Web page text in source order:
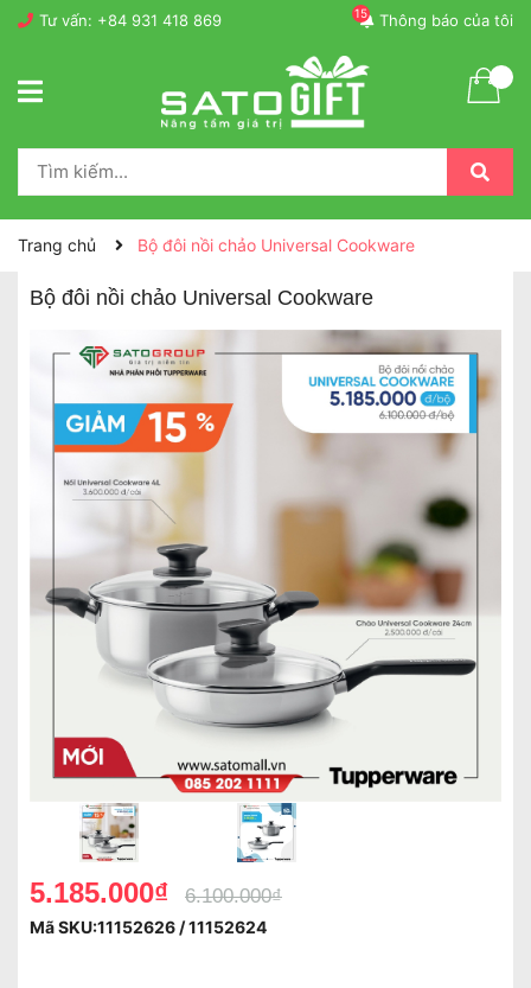
Tư vấn: +84 931 418 869 Thông báo của tôi
15
Trang chủ Bộ đôi nồi chảo Universal Cookware
Bộ đôi nồi chảo Universal Cookware
5.185.000₫ 6.100.000₫
Mã SKU:11152626 / 11152624